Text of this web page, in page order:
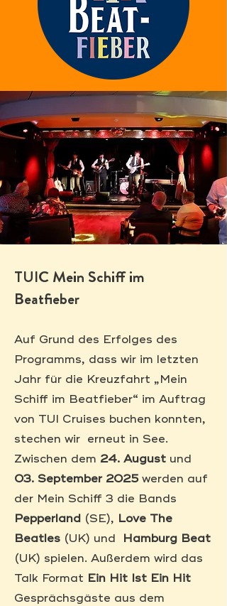
TUIC Mein Schiff im
Beatfieber
Auf Grund des Erfolges des
Programms, dass wir im letzten
Jahr für die Kreuzfahrt „Mein
Schiff im Beatfieber“ im Auftrag
von TUI Cruises buchen konnten,
stechen wir erneut in See.
Zwischen dem 24. August und
03. September 2025 werden auf
der Mein Schiff 3 die Bands
Pepperland (SE), Love The
Beatles (UK) und Hamburg Beat
(UK) spielen. Außerdem wird das
Talk Format Ein Hit Ist Ein Hit
Gesprächsgäste aus dem